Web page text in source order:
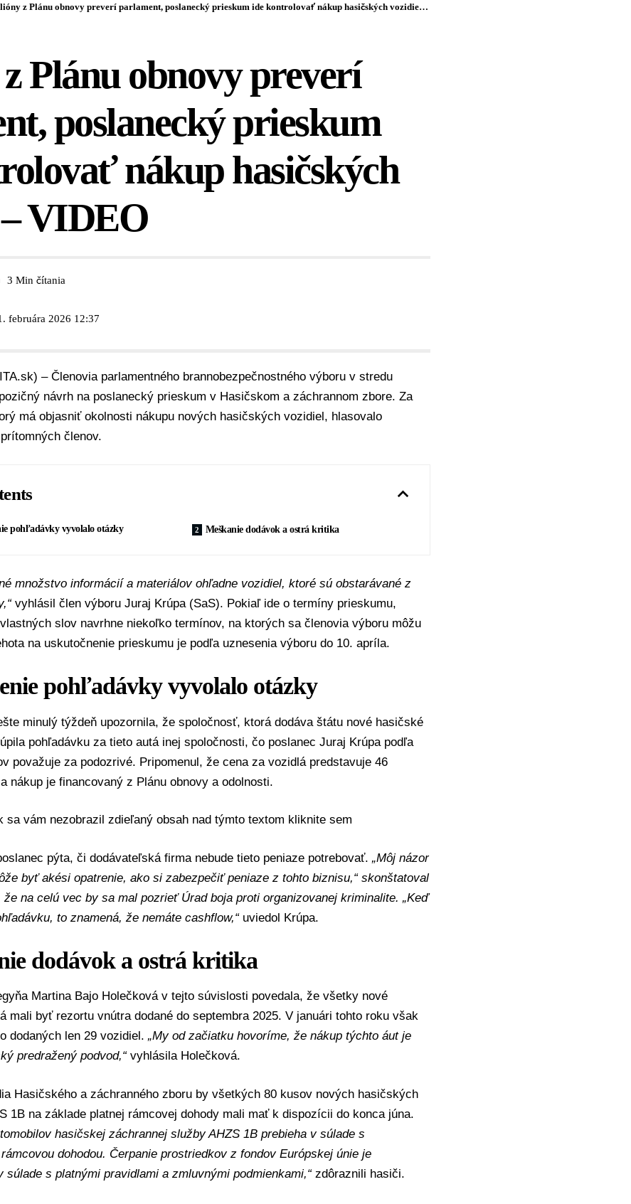
z Plánu obnovy preverí parlament, poslanecký prieskum ide kontrolovať nákup hasičských vozidiel – VIDEO
Plánu obnovy preverí
poslanecký prieskum
nákup hasičských
VIDEO
februára 2026 12:37
3 Min čítania
– Členoviaparlamentného brannobezpečnostného výboru v stredu
návrh na poslanecký prieskum v Hasičskom a záchrannom zbore. Za
má objasniť okolnosti nákupu nových hasičských vozidiel, hlasovalo
členov.
pohľadávky vyvolalo otázky Meškanie dodávok a ostrá kritika
množstvo informácií a materiálov ohľadne vozidiel, ktoré sú obstarávané z
,“vyhlásil člen výboru Juraj Krúpa(SaS). Pokiaľ ide o termíny prieskumu,
slov navrhne niekoľko termínov, na ktorých sa členovia výboru môžu
na uskutočnenie prieskumu je podľa uznesenia výboru do 10. apríla.
pohľadávky vyvolalo otázky
minulý týždeň upozornila, že spoločnosť, ktorá dodáva štátu nové hasičské
pohľadávku za tieto autá inej spoločnosti, čo poslanec Juraj Krúpa podľa
považuje za podozrivé. Pripomenul, že cena za vozidlá predstavuje 46
nákup je financovaný z Plánu obnovy a odolnosti.
sa vám nezobrazil zdieľaný obsah nad týmto textom kliknite sem
pýta, či dodávateľská firma nebude tieto peniaze potrebovať. „Môj názor
byť akési opatrenie, ako si zabezpečiť peniaze z tohto biznisu,“ skonštatoval
že na celú vec by sa mal pozrieť Úrad boja proti organizovanej kriminalite. „Keď
to znamená, že nemáte cashflow,“uviedol Krúpa.
dodávok a ostrá kritika
Martina Bajo Holečkováv tejto súvislosti povedala, že všetky nové
mali byť rezortu vnútradodané do septembra 2025. V januári tohto roku však
dodaných len 29 vozidiel. „My od začiatku hovoríme, že nákup týchto áut je
predražený podvod,“vyhlásila Holečková.
Hasičského a záchranného zboru by všetkých 80 kusov nových hasičských
1B na základe platnej rámcovej dohody mali mať k dispozícii do konca júna.
hasičskej záchrannej služby AHZS 1B prebieha v súlade s
dohodou. Čerpanie prostriedkov z fondov Európskej únie je
súlade s platnými pravidlami a zmluvnými podmienkami,“zdôraznili hasiči.